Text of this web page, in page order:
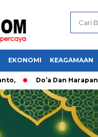
EKONOMI KEAGAMAAN
Do’a Dan Harapan